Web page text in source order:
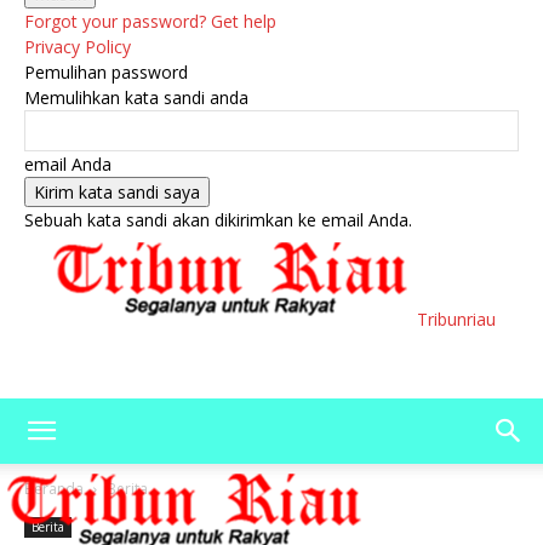
Forgot your password? Get help
Privacy Policy
Pemulihan password
Memulihkan kata sandi anda
email Anda
Sebuah kata sandi akan dikirimkan ke email Anda.
Tribunriau
Beranda Berita
Berita